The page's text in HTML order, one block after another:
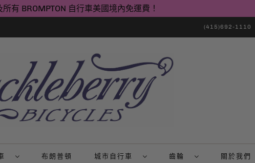
有 BROMPTON 自行車美國境內免運費！
(415)692-1110
布朗普頓 城市自行車 齒輪 關於我們